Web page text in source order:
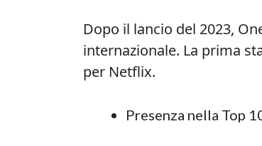
Dopo il lancio del 2023,
internazionale. La prima
per Netflix.
Presenza nella Top